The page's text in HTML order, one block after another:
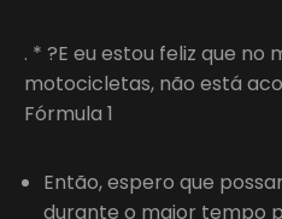
. * ?E eu estou feliz que no
motocicletas, não está
Fórmula 1
Então, espero que
durante o maior tempo